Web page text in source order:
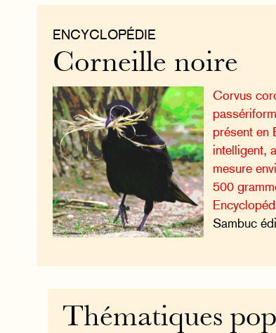
ENCYCLOPÉDIE
Corneille noire
Corvus
présent en
intelligent,
mesure
500
Sambuc
Thématiques